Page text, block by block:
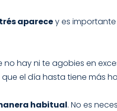
k
aparecey es
hay ni te agobies en
el día hasta tiene más
habitual. No es